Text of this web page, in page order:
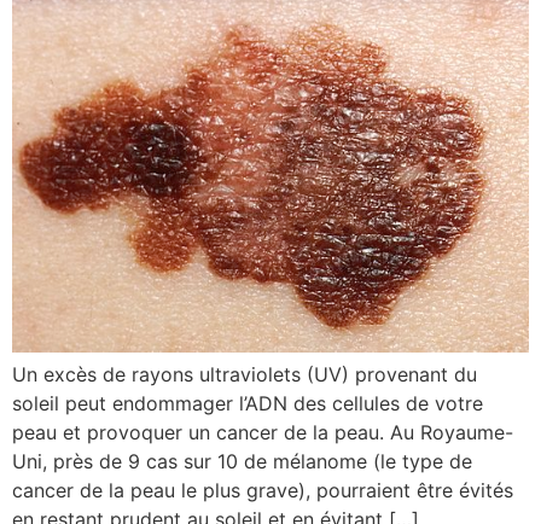
Un excès de rayons ultraviolets (UV) provenant du
soleil peut endommager l’ADN des cellules de votre
peau et provoquer un cancer de la peau. Au Royaume-
Uni, près de 9 cas sur 10 de mélanome (le type de
cancer de la peau le plus grave), pourraient être évités
en restant prudent au soleil et en évitant […]